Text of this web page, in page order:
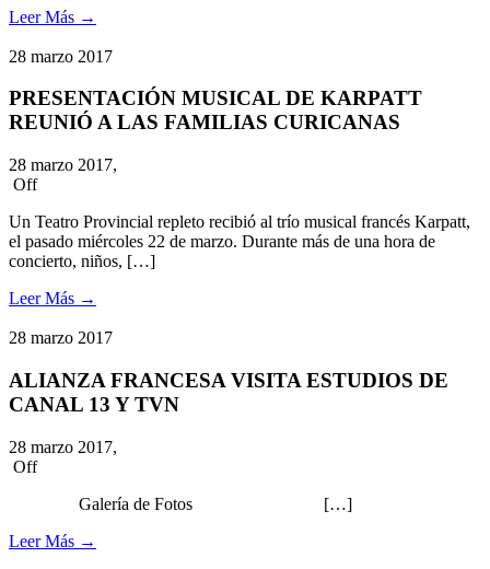
Leer Más →
28 marzo 2017
PRESENTACIÓN MUSICAL DE KARPATT
REUNIÓ A LAS FAMILIAS CURICANAS
28 marzo 2017,
Off
Un Teatro Provincial repleto recibió al trío musical francés Karpatt,
el pasado miércoles 22 de marzo. Durante más de una hora de
concierto, niños, […]
Leer Más →
28 marzo 2017
ALIANZA FRANCESA VISITA ESTUDIOS DE
CANAL 13 Y TVN
28 marzo 2017,
Off
Galería de Fotos […]
Leer Más →